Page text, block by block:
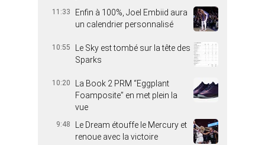
11:33
Enfin à 100%, Joel Embiid aura
un calendrier personnalisé
10:55
Le Sky est tombé sur la tête des
Sparks
10:20
La Book 2 PRM “Eggplant
Foamposite” en met plein la
vue
9:48
Le Dream étouffe le Mercury et
renoue avec la victoire